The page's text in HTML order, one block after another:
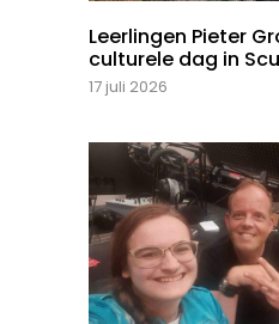
Leerlingen Pieter
culturele dag in
17 juli 2026